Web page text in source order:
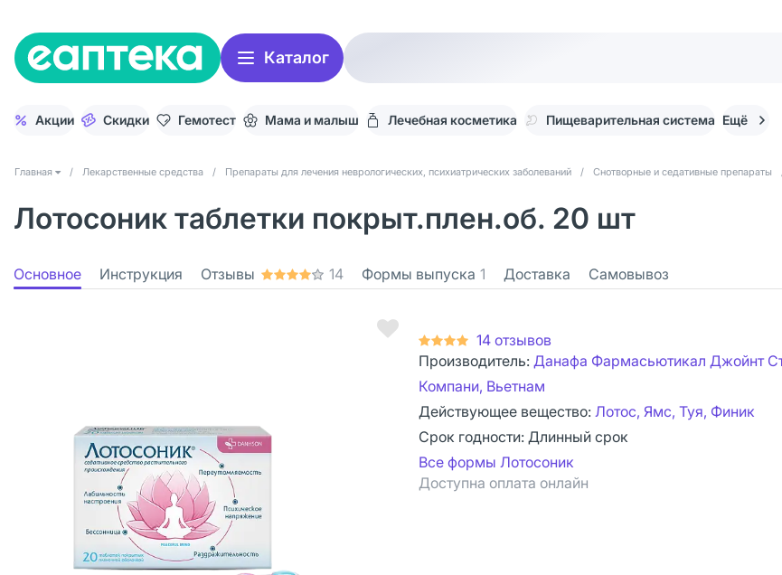
Каталог
Акции Скидки Гемотест Мама и малыш Лечебная косметика Пищеварительная система Ещё
Главная / Лекарственные средства / Препараты для лечения неврологических, психиатрических заболеваний / Снотворные и седативные препараты
Лотосоник таблетки покрыт.плен.об. 20 шт
Основное Инструкция Отзывы 14 Формы выпуска 1 Доставка Самовывоз
14 отзывов
Производитель: Данафа Фармасьютикал Джойнт
Компани, Вьетнам
Действующее вещество: Лотос, Ямс, Туя, Финик
Срок годности: Длинный срок
Все формы Лотосоник
Доступна оплата онлайн